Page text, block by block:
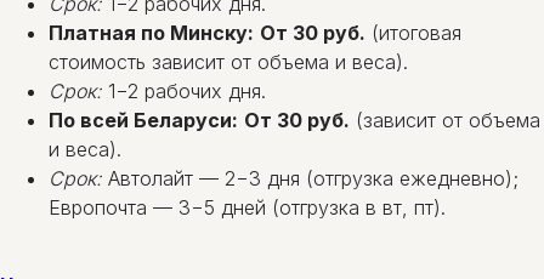
Платная по Минску: От 30 руб. (итоговая
стоимость зависит от объема и веса).
Срок: 1−2 рабочих дня.
По всей Беларуси: От 30 руб. (зависит от объема
и веса).
Срок: Автолайт — 2−3 дня (отгрузка ежедневно);
Европочта — 3−5 дней (отгрузка в вт, пт).